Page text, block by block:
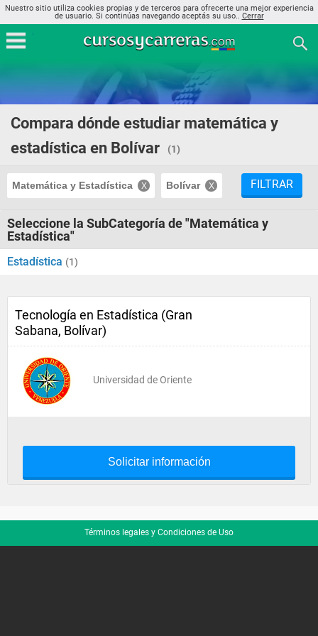
Nuestro sitio utiliza cookies propias y de terceros para ofrecerte una mejor experiencia
de usuario. Si continúas navegando aceptás su uso.. Cerrar
Compara dónde estudiar matemática y
estadística en Bolívar
(1)
Matemática y Estadística Bolívar FILTRAR
Seleccione la SubCategoría de "Matemática y
Estadística"
Estadística (1)
Tecnología en Estadística (Gran
Sabana, Bolívar)
Universidad de Oriente
Solicitar información
Términos legales y Condiciones de Uso